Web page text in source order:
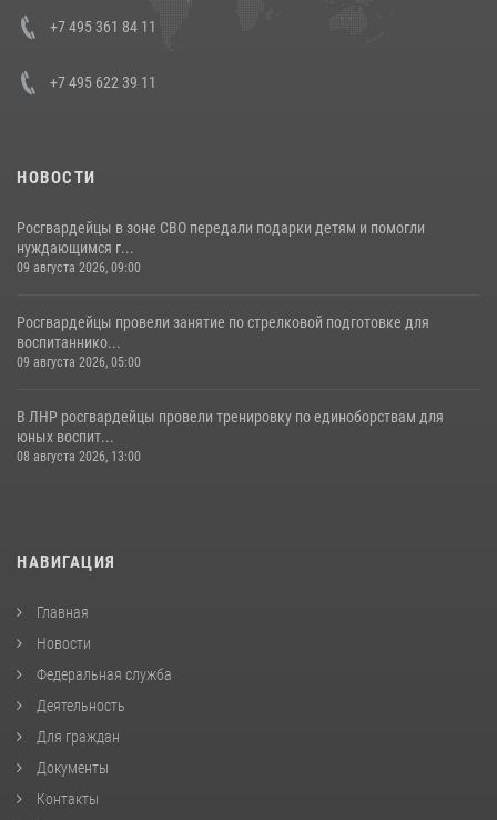
Кавказском федеральном округе Виталием Кузнецовым
+7 495 361 84 11
+7 495 622 39 11
НОВОСТИ
Росгвардейцы в зоне СВО передали подарки детям и помогли
нуждающимся г...
09 августа 2026, 09:00
Росгвардейцы провели занятие по стрелковой подготовке для
воспитаннико...
09 августа 2026, 05:00
В ЛНР росгвардейцы провели тренировку по единоборствам для
юных воспит...
08 августа 2026, 13:00
НАВИГАЦИЯ
Главная
Новости
Федеральная служба
Деятельность
Для граждан
Документы
Контакты